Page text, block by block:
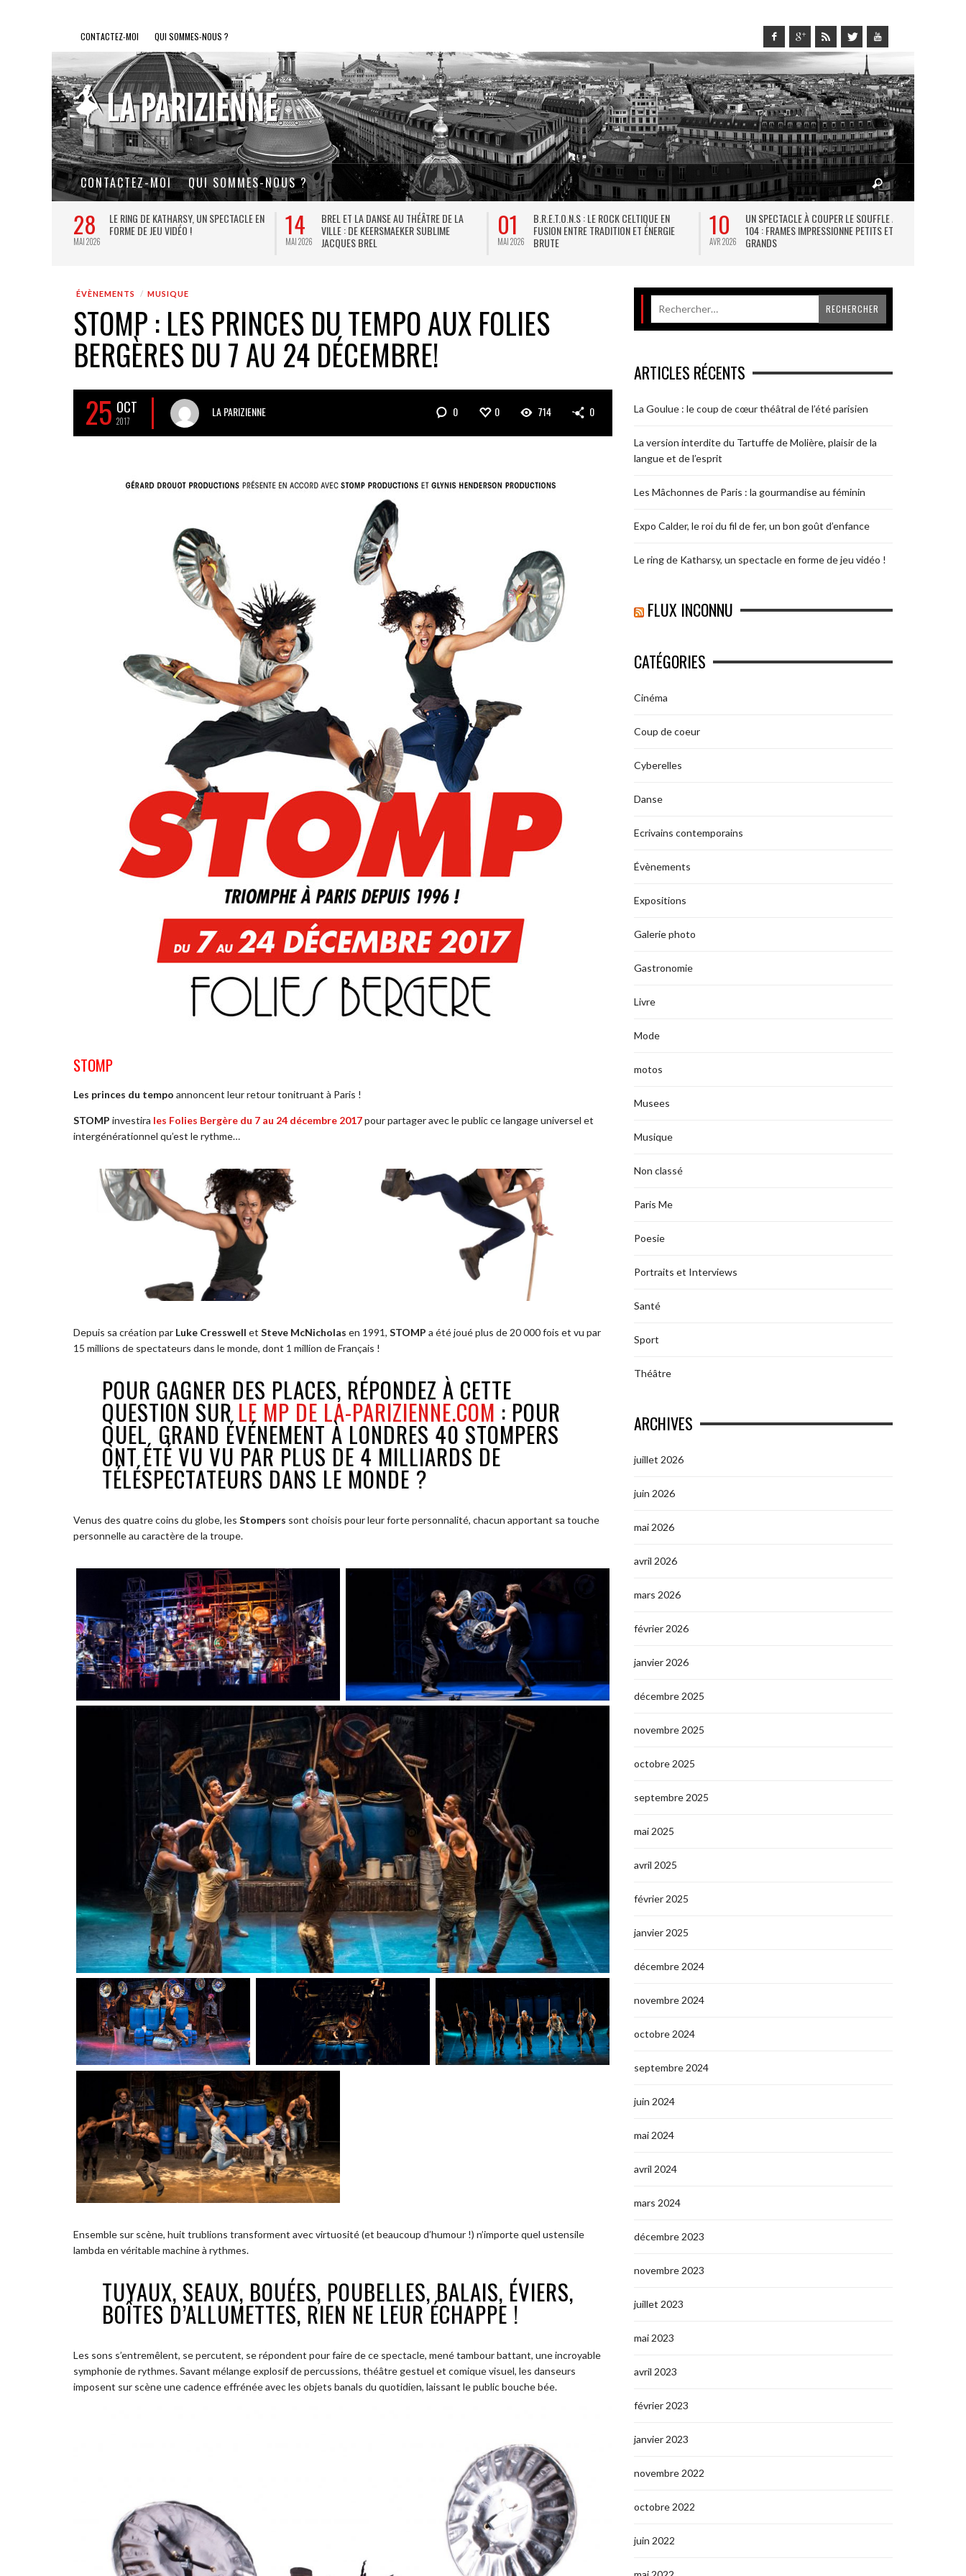
CONTACTEZ-MOI QUI SOMMES-NOUS ?
CONTACTEZ-MOI QUI SOMMES-NOUS ?
28
MAI 2026
LE RING DE KATHARSY, UN SPECTACLE EN
FORME DE JEU VIDÉO !
14
MAI 2026
BREL ET LA DANSE AU THÉÂTRE DE LA
VILLE : DE KEERSMAEKER SUBLIME
JACQUES BREL
01
MAI 2026
B.R.E.T.O.N.S : LE ROCK CELTIQUE EN
FUSION ENTRE TRADITION ET ÉNERGIE
BRUTE
10
AVR 2026
UN SPECTACLE À COUPER LE SOUFFLE AU
104 : FRAMES IMPRESSIONNE PETITS ET
GRANDS
ÉVÈNEMENTS MUSIQUE
STOMP : LES PRINCES DU TEMPO AUX FOLIES
BERGÈRES DU 7 AU 24 DÉCEMBRE!
25 OCT
2017
LA PARIZIENNE 0 0 714 0
STOMP
Les princes du tempo annoncent leur retour tonitruant à Paris !
STOMP investira les Folies Bergère du 7 au 24 décembre 2017pour partager avec le public ce langage universel et
intergénérationnel qu’est le rythme…
Depuis sa création par Luke Cresswell et Steve McNicholas en 1991, STOMP a été joué plus de 20 000 fois et vu par
15 millions de spectateurs dans le monde, dont 1 million de Français !
POUR GAGNER DES PLACES, RÉPONDEZ À CETTE
QUESTION SURLE MP DE LA-PARIZIENNE.COM : POUR
QUEL GRAND ÉVÉNEMENT À LONDRES 40 STOMPERS
ONT ÉTÉ VU VU PAR PLUS DE 4 MILLIARDS DE
TÉLÉSPECTATEURS DANS LE MONDE ?
Venus des quatre coins du globe, les Stompers sont choisis pour leur forte personnalité, chacun apportant sa touche
personnelle au caractère de la troupe.
Ensemble sur scène, huit trublions transforment avec virtuosité (et beaucoup d’humour !) n’importe quel ustensile
lambda en véritable machine à rythmes.
TUYAUX, SEAUX, BOUÉES, POUBELLES, BALAIS, ÉVIERS,
BOÎTES D’ALLUMETTES, RIEN NE LEUR ÉCHAPPE !
Les sons s’entremêlent, se percutent, se répondent pour faire de ce spectacle, mené tambour battant, une incroyable
symphonie de rythmes. Savant mélange explosif de percussions, théâtre gestuel et comique visuel, les danseurs
imposent sur scène une cadence effrénée avec les objets banals du quotidien, laissant le public bouche bée.
ARTICLES RÉCENTS
La Goulue : le coup de cœur théâtral de l’été parisien
La version interdite du Tartuffe de Molière, plaisir de la
langue et de l’esprit
Les Mâchonnes de Paris : la gourmandise au féminin
Expo Calder, le roi du fil de fer, un bon goût d’enfance
Le ring de Katharsy, un spectacle en forme de jeu vidéo !
FLUX INCONNU
CATÉGORIES
Cinéma
Coup de coeur
Cyberelles
Danse
Ecrivains contemporains
Évènements
Expositions
Galerie photo
Gastronomie
Livre
Mode
motos
Musees
Musique
Non classé
Paris Me
Poesie
Portraits et Interviews
Santé
Sport
Théâtre
ARCHIVES
juillet 2026
juin 2026
mai 2026
avril 2026
mars 2026
février 2026
janvier 2026
décembre 2025
novembre 2025
octobre 2025
septembre 2025
mai 2025
avril 2025
février 2025
janvier 2025
décembre 2024
novembre 2024
octobre 2024
septembre 2024
juin 2024
mai 2024
avril 2024
mars 2024
décembre 2023
novembre 2023
juillet 2023
mai 2023
avril 2023
février 2023
janvier 2023
novembre 2022
octobre 2022
juin 2022